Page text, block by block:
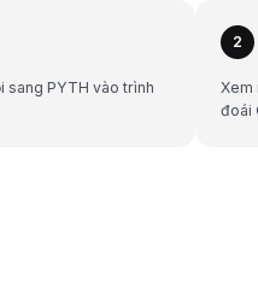
sang PYTH vào trình
2
Xem
đoái